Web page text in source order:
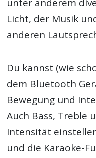
unter anderem
Licht, der Musik
anderen
Du kannst (wie
dem Bluetooth
Bewegung und
Auch Bass, Treble
Intensität
und die Karaoke-